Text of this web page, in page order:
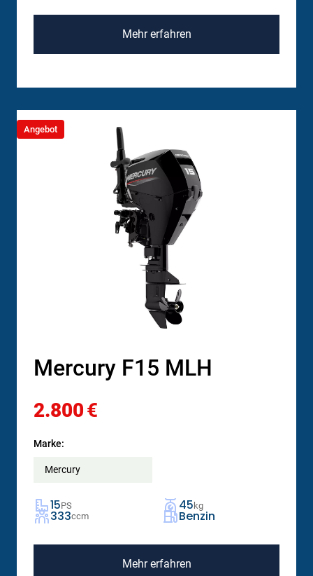
Mehr erfahren
Angebot
Mercury F15 MLH
2.800€
Marke:
Mercury
15PS 45 kg
333ccm Benzin
Mehr erfahren